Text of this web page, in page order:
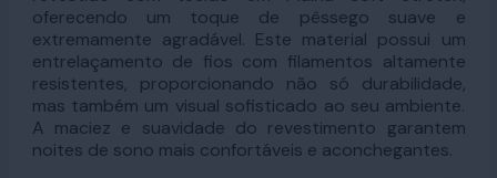
oferecendo um toque de pêssego suave e
extremamente agradável. Este material possui um
entrelaçamento de fios com filamentos altamente
resistentes, proporcionando não só durabilidade,
mas também um visual sofisticado ao seu ambiente.
A maciez e suavidade do revestimento garantem
noites de sono mais confortáveis e aconchegantes.